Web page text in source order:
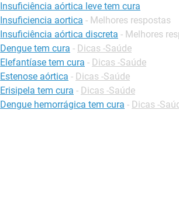
Insuficiência aórtica leve tem cura
Insuficiencia aortica - Melhores respostas
Insuficiência aórtica discreta - Melhores
Dengue tem cura - Dicas -Saúde
Elefantíase tem cura - Dicas -Saúde
Estenose aórtica - Dicas -Saúde
Erisipela tem cura - Dicas -Saúde
Dengue hemorrágica tem cura - Dicas -